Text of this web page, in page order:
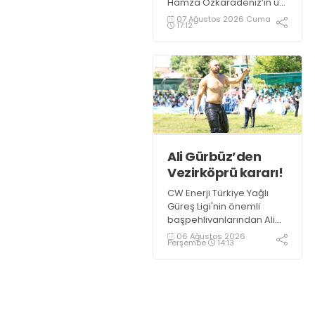
üste hakem hataları
nedeni ile hakkının
07 Ağustos 2026 Cuma
17:12
Ali Gürbüz’den
Vezirköprü kararı!
CW Enerji Türkiye Yağlı
Güreş Ligi'nin önemli
başpehlivanlarından Ali
Gürbüz, Samsun
Vezirköprü'de
06 Ağustos 2026
Perşembe 14:13